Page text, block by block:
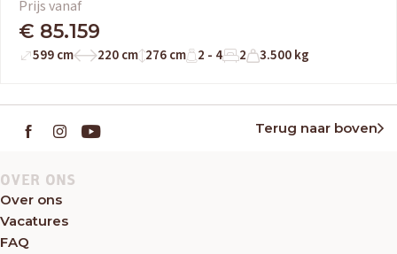
Prijs vanaf
€ 85.159
599 cm 220 cm 276 cm 2 - 4 2 3.500 kg
Terug naar boven
OVER ONS
Over ons
Vacatures
FAQ